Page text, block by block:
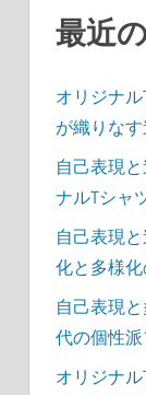
送最近
オリジナ
が織りな
自己表現
ナルTシャ
自己表現
化と多様
自己表現
代の個性
オリジナ